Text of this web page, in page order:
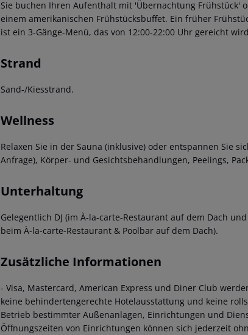
Sie buchen Ihren Aufenthalt mit 'Übernachtung Frühstück'
einem amerikanischen Frühstücksbuffet. Ein früher
ist ein 3-Gänge-Menü, das von 12:00-22:00 Uhr gereicht
Strand
Sand-/Kiesstrand.
Wellness
Relaxen Sie in der Sauna (inklusive) oder entspannen Sie
Anfrage), Körper- und Gesichtsbehandlungen, Peelings,
Unterhaltung
Gelegentlich DJ (im À-la-carte-Restaurant auf dem Dach
beim À-la-carte-Restaurant & Poolbar auf dem Dach).
Zusätzliche Informationen
- Visa, Mastercard, American Express und Diner Club
keine behindertengerechte Hotelausstattung und keine
Betrieb bestimmter Außenanlagen, Einrichtungen und
Öffnungszeiten von Einrichtungen können sich jederzeit